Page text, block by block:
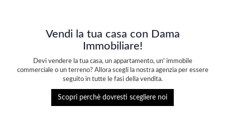
Vendi la tua casa con Dama
Immobiliare!
Devi vendere la tua casa, un appartamento, un' immobile
commerciale o un terreno? Allora scegli la nostra agenzia per essere
seguito in tutte le fasi della vendita.
Scopri perchè dovresti scegliere noi